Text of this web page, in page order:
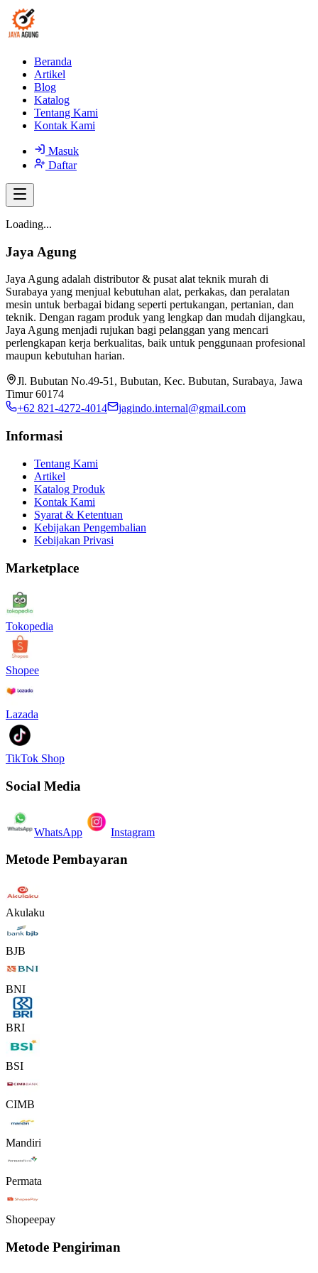
Beranda
Artikel
Blog
Katalog
Tentang Kami
Kontak Kami
Masuk
Daftar
Loading...
Jaya Agung
Jaya Agung adalah distributor & pusat alat teknik murah di
Surabaya yang menjual kebutuhan alat, perkakas, dan peralatan
mesin untuk berbagai bidang seperti pertukangan, pertanian, dan
teknik. Dengan ragam produk yang lengkap dan mudah dijangkau,
Jaya Agung menjadi rujukan bagi pelanggan yang mencari
perlengkapan kerja berkualitas, baik untuk penggunaan profesional
maupun kebutuhan harian.
Jl. Bubutan No.49-51, Bubutan, Kec. Bubutan, Surabaya, Jawa
Timur 60174
+62 821-4272-4014
jagindo.internal@gmail.com
Informasi
Tentang Kami
Artikel
Katalog Produk
Kontak Kami
Syarat & Ketentuan
Kebijakan Pengembalian
Kebijakan Privasi
Marketplace
Tokopedia
Shopee
Lazada
TikTok Shop
Social Media
WhatsApp Instagram
Metode Pembayaran
Akulaku
BJB
BNI
BRI
BSI
CIMB
Mandiri
Permata
Shopeepay
Metode Pengiriman